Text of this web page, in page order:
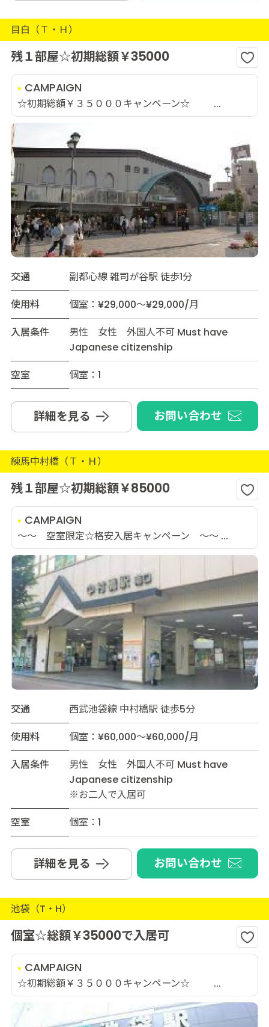
目白（Ｔ・Ｈ）
残１部屋☆初期総額￥35000
CAMPAIGN
☆初期総額￥３５０００キャンペーン☆ ...
交通
副都心線 雑司が谷駅 徒歩1分
使用料
個室：¥29,000～¥29,000/月
入居条件
男性 女性 外国人不可 Must have
Japanese citizenship
空室
個室：1
詳細を見る お問い合わせ
練馬中村橋（Ｔ・Ｈ）
残１部屋☆初期総額￥85000
CAMPAIGN
～～ 空室限定☆格安入居キャンペーン ～～ ...
交通
西武池袋線 中村橋駅 徒歩5分
使用料
個室：¥60,000～¥60,000/月
入居条件
男性 女性 外国人不可 Must have
Japanese citizenship
※お二人で入居可
空室
個室：1
詳細を見る お問い合わせ
池袋（T・H）
個室☆総額￥35000で入居可
CAMPAIGN
☆初期総額￥３５０００キャンペーン☆ ...